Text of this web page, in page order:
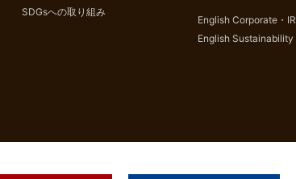
SDGsへの取り組み
English Corporate・IR
English Sustainability